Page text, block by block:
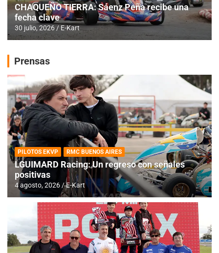
CHAQUEÑO TIERRA: Sáenz Peña recibe una
fecha clave
30 julio, 2026 E-Kart
Prensas
PILOTOS EKVP RMC BUENOS AIRES
LGUIMARD Racing: Un regreso con señales
positivas
4 agosto, 2026 E-Kart